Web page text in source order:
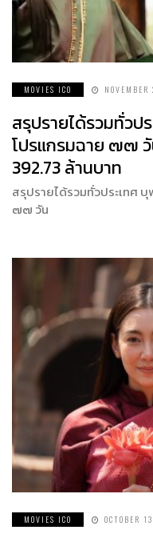
MOVIES ICO
สรุปรายได้รวมทั่ว
โปรแกรมฉาย ๗๗ วั
392.73 ล้านบาท
สรุปรายได้รวมทั่วประเทศ
๗๗ วัน
MOVIES ICO OCTOBER